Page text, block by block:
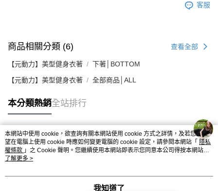
客服
商品相關分類 (6) 查看全部
【元動力】美型健身衣著 下著│BOTTOM
【元動力】美型健身衣著 全部商品│ALL
本分類熱銷全站排行
熱門標籤
本網站中使用 cookie，欲查詢有關本網站使用 cookie 方式之詳情，及若您不希
望在電腦上使用 cookie 時應如何變更電腦的 cookie 設定，請參閱本網站「 隱私
權條款 」之 Cookie 聲明。您繼續使用本網站即表示您同意本公司得按本網站使
用條款之 Cookie 聲明使用 cookie。
了解更多 >
我知道了